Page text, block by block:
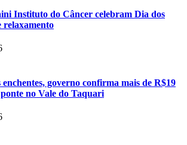
Instituto do Câncer celebram Dia dos
relaxamento
enchentes, governo confirma mais de R$19
no Vale do Taquari